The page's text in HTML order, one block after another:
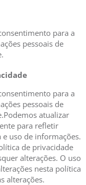
para a
pessoais de
para a
pessoais de
atualizar
para refletir
e uso de informações.
de privacidade
alterações. O uso
nesta política
alterações.